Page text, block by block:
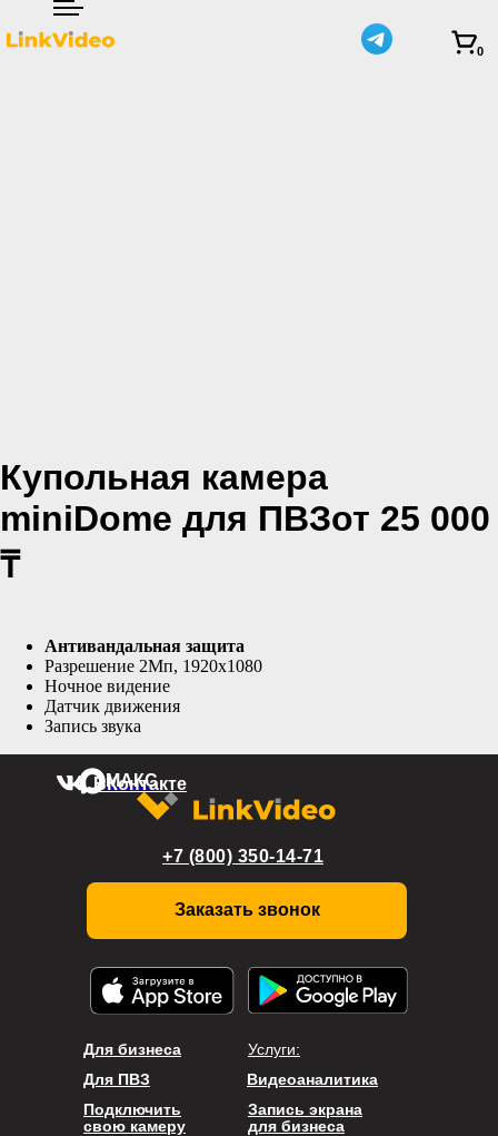
0
Купольная камера
miniDome для ПВЗот 25 000
₸
Антивандальная защита
Разрешение 2Мп, 1920х1080
Ночное видение
Датчик движения
Запись звука
МАКС
ВКонтакте
+7 (800) 350-14-71
Запись экрана
для бизнеса
Видеоаналитика
Услуги:
Заказать звонок
Для бизнеса
Для ПВЗ
Подключить
свою камеру